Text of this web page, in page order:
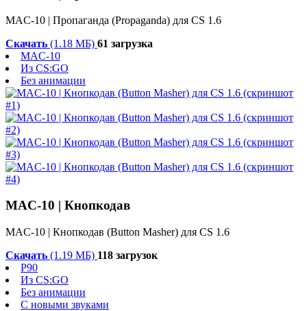
MAC-10 | Пропаганда (Propaganda) для CS 1.6
Скачать (1.18 МБ) 61 загрузка
MAC-10
Из CS:GO
Без анимации
MAC-10 | Кнопкодав
MAC-10 | Кнопкодав (Button Masher) для CS 1.6
Скачать (1.19 МБ) 118 загрузок
P90
Из CS:GO
Без анимации
С новыми звуками